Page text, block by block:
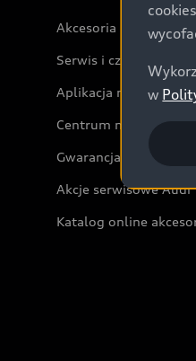
Akcesoria
Serwis i części
Aplikacja myAudi i
Centrum napraw
Gwarancja
Akcje serwisowe Audi
Katalog online
w